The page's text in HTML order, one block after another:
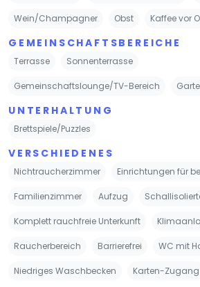
Wein/Champagner Obst Kaffee vor
GEMEINSCHAFTSBEREICHE
Terrasse Sonnenterrasse
Gemeinschaftslounge/TV-Bereich
UNTERHALTUNG
Brettspiele/Puzzles
VERSCHIEDENES
Nichtraucherzimmer Einrichtungen für
Familienzimmer Aufzug
Komplett rauchfreie Unterkunft
Raucherbereich Barrierefrei WC mit
Niedriges Waschbecken Karten-Zugang